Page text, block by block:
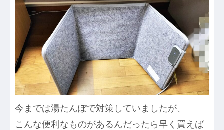
今までは湯たんぽで対策していましたが、
こんな便利なものがあるんだったら早く買えば